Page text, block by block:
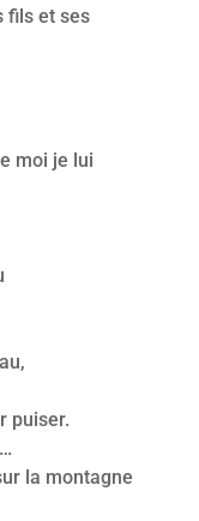
fils et ses
moi je lui
puiser.
la montagne